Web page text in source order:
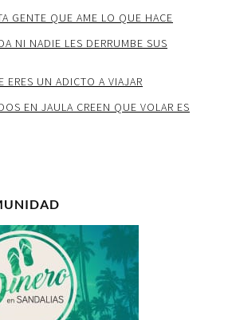
GENTE QUE AME LO QUE HACE
NI NADIE LES DERRUMBE SUS
ERES UN ADICTO A VIAJAR
EN JAULA CREEN QUE VOLAR ES